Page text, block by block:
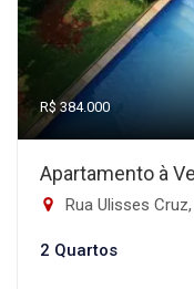
R$ 384.000
Apartamento à
Rua Ulisses
2 Quartos